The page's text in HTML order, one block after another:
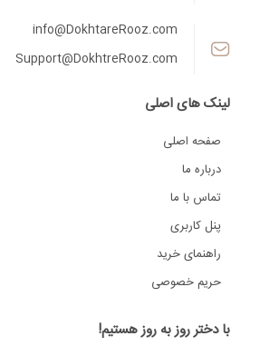
info@DokhtareRooz.com
Support@DokhtreRooz.com
لینک های اصلی
صفحه اصلی
درباره ما
تماس با ما
پنل کاربری
راهنمای خرید
حریم خصوصی
با دختر روز به روز هستیم!